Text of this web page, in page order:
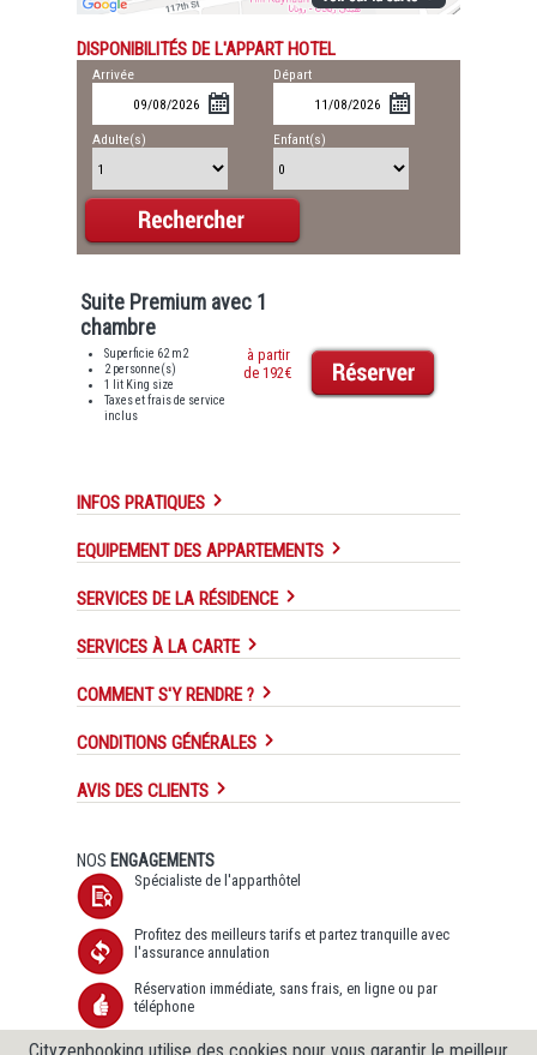
DISPONIBILITÉS DE L'APPART HOTEL
Arrivée Départ
Adulte(s) Enfant(s)
Suite Premium avec 1
chambre
Superficie 62 m2
2 personne(s)
1 lit King size
Taxes et frais de service
inclus
à partir
de 192€
INFOS PRATIQUES
EQUIPEMENT DES APPARTEMENTS
SERVICES DE LA RÉSIDENCE
SERVICES À LA CARTE
COMMENT S'Y RENDRE ?
CONDITIONS GÉNÉRALES
AVIS DES CLIENTS
NOS ENGAGEMENTS
Spécialiste de l'apparthôtel
Profitez des meilleurs tarifs et partez tranquille avec
l'assurance annulation
Réservation immédiate, sans frais, en ligne ou par
téléphone
Transfert de données sécurisé SSL et Protection des